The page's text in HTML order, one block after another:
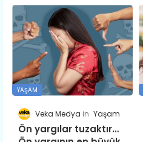
YAŞAM
Veka Medya Yaşam
Ön yargılar tuzaktır…